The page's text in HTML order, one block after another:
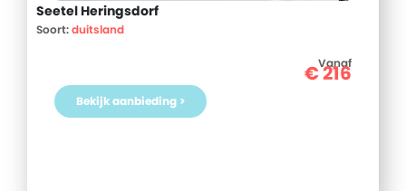
Seetel Heringsdorf
Soort:duitsland
Vanaf
€216
Bekijk aanbieding >